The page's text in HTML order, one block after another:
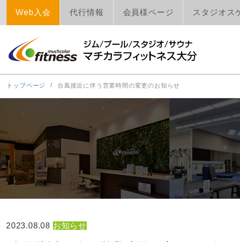
Web入会 代行情報 会員様ページ スタジオス
トップページ 台風接近に伴う営業時間の変更のお知らせ
2023.08.08 お知らせ